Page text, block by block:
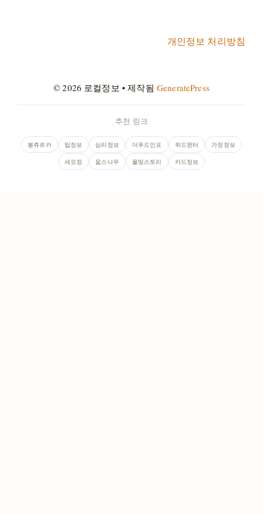
개인정보 처리방침
© 2026 로컬정보 • 제작됨 GeneratePress
추천 링크
봉쥬르카 팁정보 심리정보 더푸드인포 위드윈터 가정정보
세모정 웁스나우 올띵스토리 카드정보